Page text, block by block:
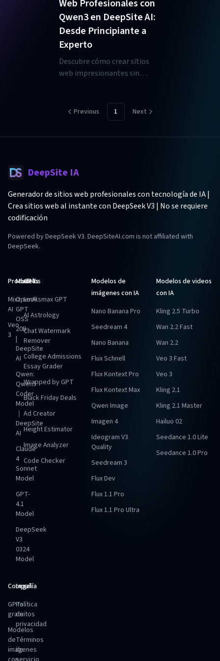
configuraciones avanzadas.
Aprende sobre la integración
con Ollama para uso sin
conexión y compara con la
alternativa DeepSiteAI online.
Web Profesionales con
Qwen3 en DeepSite AI:
Desde Principiante a
Experto
Descubre cómo crear sitios
web impresionantes sin
Aprende indicaciones efectivas
para portafolios, sitios de
Previous 1 Next
DeepSite IA
Generador de sitios web profesionales con tecnología de IA |
Crea sitios web al instante con DeepSeek V3 | No se requiere
codificación
Powered by DeepSeek V3. DeepSiteAI.com is not affiliated with
DeepSeek.
Productos
Mixz
AI
Veo
3
Modelos
OpenAI
GPT
OSS
20B
|
DeepSite
AI
Qwen:
Qwen3
Coder
Model
｜
DeepSite
AI
Claude
4
Sonnet
Model
GPT-
4.1
Model
DeepSeek
V3
0324
Model
GPT
Looksmax GPT
AI Astrology
Chat Watermark
Remover
College Admissions
Essay Grader
Wrapped by GPT
Black Friday Deals
Ad Creator
Height Estimator
Image Analyzer
Code Checker
Modelos de
imágenes con IA
Nano Banana Pro
Seedream 4
Nano Banana
Flux Schnell
Flux Kontext Pro
Flux Kontext Max
Qwen Image
Imagen 4
Ideogram V3
Quality
Seedream 3
Flux Dev
Flux 1.1 Pro
Flux 1.1 Pro Ultra
Modelos de videos
con IA
Kling 2.5 Turbo
Wan 2.2 Fast
Wan 2.2
Veo 3 Fast
Veo 3
Kling 2.1
Kling 2.1 Master
Hailuo 02
Seedance 1.0 Lite
Seedance 1.0 Pro
Compañía
GPTs
gratuitos
Modelos
de
imágenes
Legal
Política
de
privacidad
Términos
de